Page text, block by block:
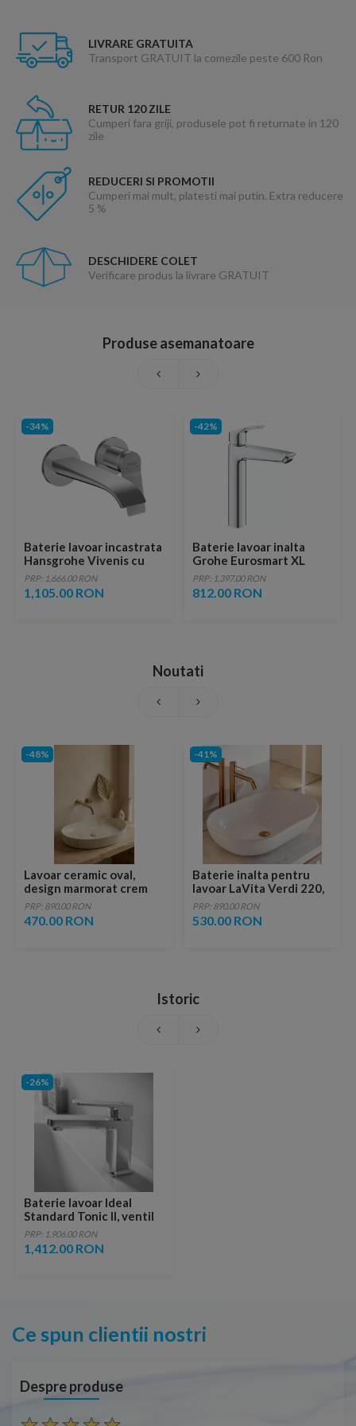
LIVRARE GRATUITA
Transport GRATUIT la comezile peste 600 Ron
RETUR 120 ZILE
Cumperi fara griji, produsele pot fi returnate in 120
zile
REDUCERI SI PROMOTII
Cumperi mai mult, platesti mai putin. Extra reducere
5 %
DESCHIDERE COLET
Verificare produs la livrare GRATUIT
Produse asemanatoare
-34%
Baterie lavoar incastrata
Hansgrohe Vivenis cu
pipa 19.2 cm crom lucios
PRP: 1,666.00 RON
1,105.00 RON
-42%
Baterie lavoar inalta
Grohe Eurosmart XL
monocomanda crom
lucios
PRP: 1,397.00 RON
812.00 RON
Noutati
-48%
Lavoar ceramic oval,
design marmorat crem
lucios cu vene aurii,
ventil inclus
PRP: 890.00 RON
470.00 RON
-41%
Baterie inalta pentru
lavoar LaVita Verdi 220,
fara ventil, brushed
copper
PRP: 890.00 RON
530.00 RON
Istoric
-26%
Baterie lavoar Ideal
Standard Tonic II, ventil
pop-up
PRP: 1,906.00 RON
1,412.00 RON
Ce spun clientii nostri
Despre produse